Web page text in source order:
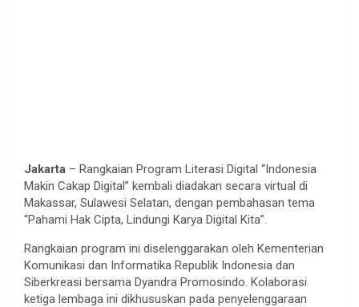
Jakarta – Rangkaian Program Literasi Digital “Indonesia
Makin Cakap Digital” kembali diadakan secara virtual di
Makassar, Sulawesi Selatan, dengan pembahasan tema
“Pahami Hak Cipta, Lindungi Karya Digital Kita”.
Rangkaian program ini diselenggarakan oleh Kementerian
Komunikasi dan Informatika Republik Indonesia dan
Siberkreasi bersama Dyandra Promosindo. Kolaborasi
ketiga lembaga ini dikhususkan pada penyelenggaraan